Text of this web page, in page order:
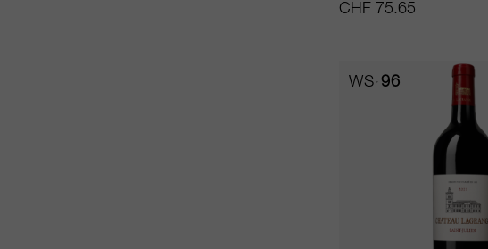
CHF 75.65
WS 96